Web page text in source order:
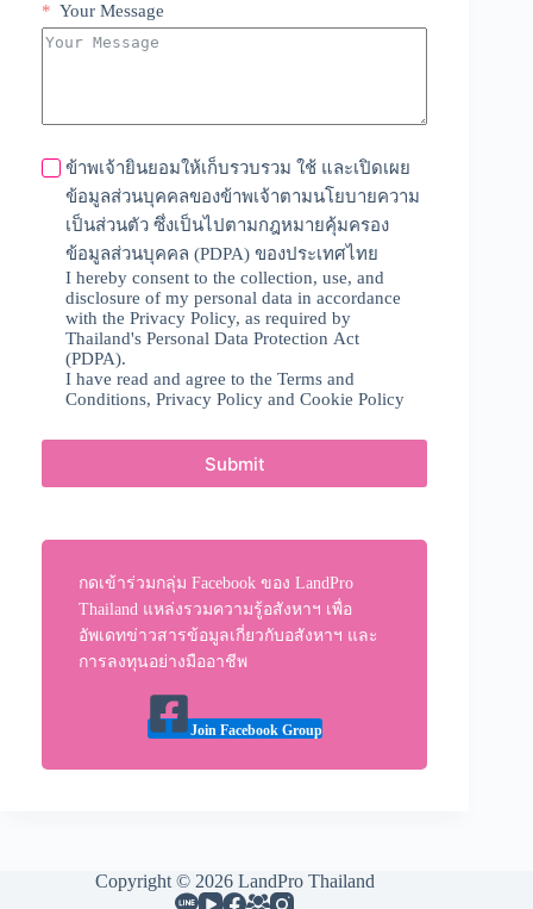
S
t
s
1
Your Message
ข้าพเจ้ายินยอมให้เก็บรวบรวม ใช้ และเปิดเผย
ข้อมูลส่วนบุคคลของข้าพเจ้าตามนโยบายความ
เป็นส่วนตัว ซึ่งเป็นไปตามกฎหมายคุ้มครอง
ข้อมูลส่วนบุคคล (PDPA) ของประเทศไทย
I hereby consent to the collection, use, and
disclosure of my personal data in accordance
with the Privacy Policy, as required by
Thailand's Personal Data Protection Act
(PDPA).
I have read and agree to the Terms and
Conditions, Privacy Policy and Cookie Policy
Submit
กดเข้าร่วมกลุ่ม Facebook ของ LandPro
Thailand แหล่งรวมความรู้อสังหาฯ เพื่อ
อัพเดทข่าวสารข้อมูลเกี่ยวกับอสังหาฯ และ
การลงทุนอย่างมืออาชีพ
Join Facebook Group
Copyright © 2026 LandPro Thailand